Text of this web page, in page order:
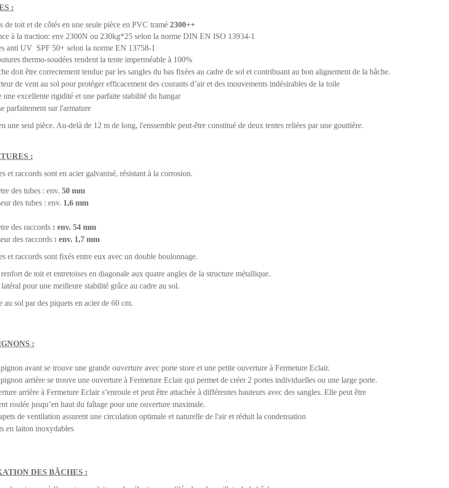
:
de toit et de côtés en une seule pièce en PVC tramé 2300++
à la traction: env 2300N ou 230kg*25 selon la norme DIN EN ISO 13934-1
anti UV SPF 50+ selon la norme EN 13758-1
thermo-soudées rendent la tente imperméable à 100%
doit être correctement tendue par les sangles du bas fixées au cadre de sol et contribuant au bon alignement de la bâche.
de vent au sol pour protéger efficacement des courants d’air et des mouvements indésirables de la toile
une excellente rigidité et une parfaite stabilité du hangar
parfaitement sur l'armature
une seul pièce. Au-delà de 12 m de long, l'enssemble peut-être constitué de deux tentes reliées par une gouttière.
:
et raccords sont en acier galvanisé, résistant à la corrosion.
des tubes : env. 50 mm
des tubes : env. 1,6 mm
des raccords : env. 54 mm
des raccords : env. 1,7 mm
et raccords sont fixés entre eux avec un double boulonnage.
de toit et entretoises en diagonale aux quatre angles de la structure métallique.
pour une meilleure stabilité grâce au cadre au sol.
au sol par des piquets en acier de 60 cm.
:
avant se trouve une grande ouverture avec porte store et une petite ouverture à Fermeture Eclair.
arrière se trouve une ouverture à Fermeture Eclair qui permet de créer 2 portes individuelles ou une large porte.
arrière à Fermeture Eclair s’enroule et peut être attachée à différentes hauteurs avec des sangles. Elle peut être
roulée jusqu’en haut du faîtage pour une ouverture maximale.
de ventilation assurent une circulation optimale et naturelle de l'air et réduit la condensation
en laiton inoxydables
DES BÂCHES :